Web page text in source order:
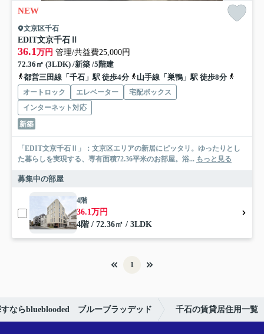
NEW
文京区千石
EDIT文京千石Ⅱ
36.1万円 管理/共益費25,000円
72.36㎡ (3LDK) /新築 /5階建
都営三田線「千石」駅 徒歩4分
山手線「巣鴨」駅 徒歩8分
オートロック エレベーター
宅配ボックス
インターネット対応
新築
「EDIT文京千石Ⅱ」：文京区エリアの新居にピッタリ。ゆったりとし
た暮らしを実現する、専有面積72.36平米のお部屋。浴... もっと見る
募集中の部屋
4階
36.1万円
4階 / 72.36㎡ / 3LDK
1
ならblueblooded ブルーブラッデッド 千石の賃貸居住用一覧